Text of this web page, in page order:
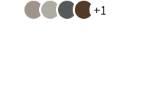
+1